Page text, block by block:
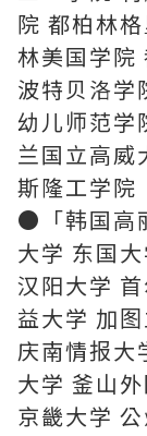
院 都柏林
林美国学院
波特贝洛学
幼儿师范学
兰国立高威
斯隆工学院
●「韩国高
大学 东国
汉阳大学
益大学 加
庆南情报大
大学 釜山
京畿大学